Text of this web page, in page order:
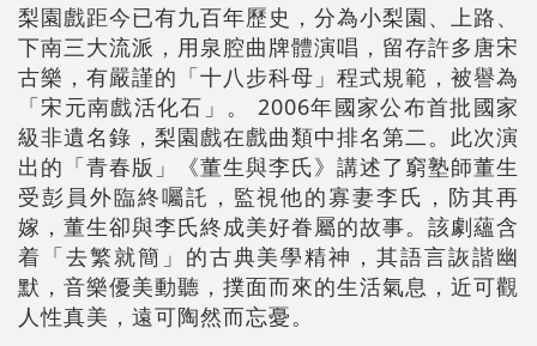
梨園戲距今已有九百年歷史，分為小梨園、上路、
下南三大流派，用泉腔曲牌體演唱，留存許多唐宋
古樂，有嚴謹的「十八步科母」程式規範，被譽為
「宋元南戲活化石」。 2006年國家公布首批國家
級非遺名錄，梨園戲在戲曲類中排名第二。此次演
出的「青春版」《董生與李氏》講述了窮塾師董生
受彭員外臨終囑託，監視他的寡妻李氏，防其再
嫁，董生卻與李氏終成美好眷屬的故事。該劇蘊含
着「去繁就簡」的古典美學精神，其語言詼諧幽
默，音樂優美動聽，撲面而來的生活氣息，近可觀
人性真美，遠可陶然而忘憂。